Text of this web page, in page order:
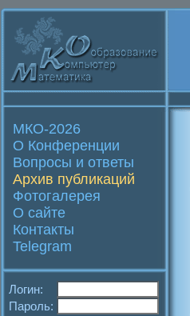
МКО-2026
О Конференции
Вопросы и ответы
Архив публикаций
Фотогалерея
О сайте
Контакты
Telegram
Логин:
Пароль: